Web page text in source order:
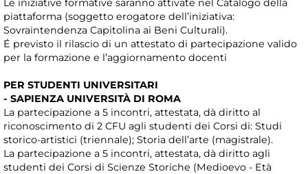
Le iniziative formative saranno attivate nel Catalogo della
piattaforma (soggetto erogatore dell’iniziativa:
Sovraintendenza Capitolina ai Beni Culturali).
É previsto il rilascio di un attestato di partecipazione valido
per la formazione e l’aggiornamento docenti
PER STUDENTI UNIVERSITARI
- SAPIENZA UNIVERSITÀ DI ROMA
La partecipazione a 5 incontri, attestata, dà diritto al
riconoscimento di 2 CFU agli studenti dei Corsi di: Studi
storico-artistici (triennale); Storia dell’arte (magistrale).
La partecipazione a 5 incontri, attestata, dà diritto agli
studenti dei Corsi di Scienze Storiche (Medioevo - Età